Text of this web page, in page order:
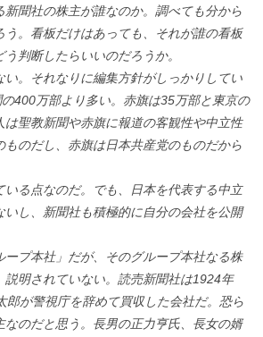
聞社の株主が誰なのか。調べても分から
。看板だけはあっても、それが誰の看板
判断したらいいのだろうか。
。それなりに編集方針がしっかりしてい
400万部より多い。赤旗は35万部と東京の
聖教新聞や赤旗に報道の客観性や中立性
のだし、赤旗は日本共産党のものだから
る点なのだ。でも、日本を代表する中立
し、新聞社も積極的に自分の会社を公開
プ本社」だが、そのグループ本社なる株
明されていない。読売新聞社は1924年
郎が警視庁を辞めて買収した会社だ。恐ら
のだと思う。長男の正力亨氏、長女の婿